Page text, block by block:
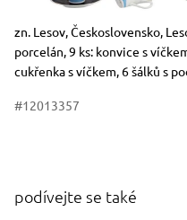
Rozměry
Stručný popis předmětu
zn. Lesov, Československo,
porcelán, 9 ks: konvice s
cukřenka s víčkem, 6 šálků s
#12013357
podívejte se také